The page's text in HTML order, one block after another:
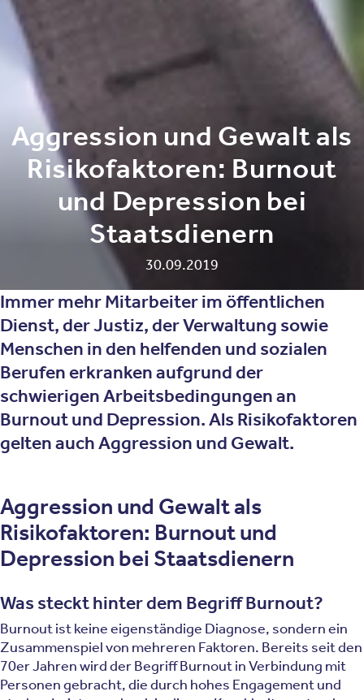
Aggression und Gewalt als
Risikofaktoren: Burnout
und Depression bei
Staatsdienern
30.09.2019
Immer mehr Mitarbeiter im öffentlichen
Dienst, der Justiz, der Verwaltung sowie
Menschen in den helfenden und sozialen
Berufen erkranken aufgrund der
schwierigen Arbeitsbedingungen an
Burnout und Depression. Als Risikofaktoren
gelten auch Aggression und Gewalt.
Aggression und Gewalt als
Risikofaktoren: Burnout und
Depression bei Staatsdienern
Was steckt hinter dem Begriff Burnout?
Burnout ist keine eigenständige Diagnose, sondern ein
Zusammenspiel von mehreren Faktoren. Bereits seit den
70er Jahren wird der Begriff Burnout in Verbindung mit
Personen gebracht, die durch hohes Engagement und